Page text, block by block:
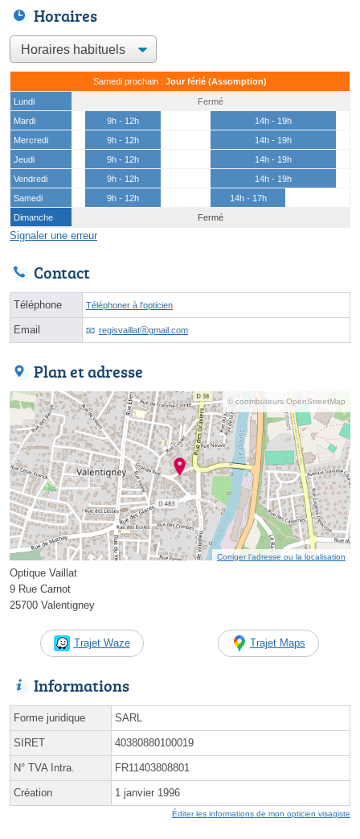
Horaires
Samedi prochain : Jour férié (Assomption)
Lundi
Fermé
Mardi
9h - 12h
14h - 19h
Mercredi
9h - 12h
14h - 19h
Jeudi
9h - 12h
14h - 19h
Vendredi
9h - 12h
14h - 19h
Samedi
9h - 12h
14h - 17h
Dimanche
Fermé
Signaler une erreur
Contact
Téléphone Téléphoner à l'opticien
Email regisvaillatⓐgmail.com
Plan et adresse
© contributeurs OpenStreetMap
Corriger l’adresse ou la localisation
Optique Vaillat
9 Rue Carnot
25700 Valentigney
Trajet Waze Trajet Maps
Informations
Forme juridique SARL
SIRET 40380880100019
N° TVA Intra. FR11403808801
Création 1 janvier 1996
Éditer les informations de mon opticien visagiste